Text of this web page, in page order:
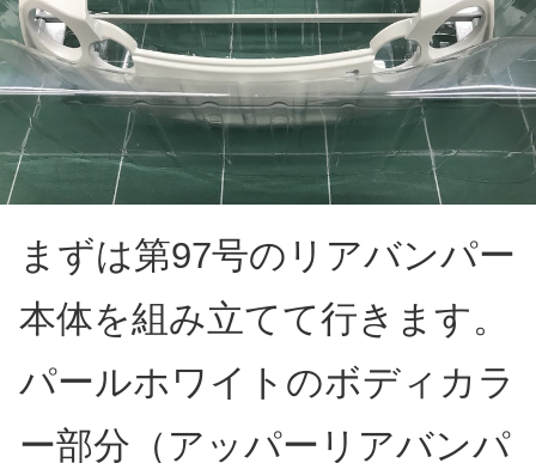
まずは第97号のリアバンパー
本体を組み立てて行きます。
パールホワイトのボディカラ
ー部分（アッパーリアバンパ